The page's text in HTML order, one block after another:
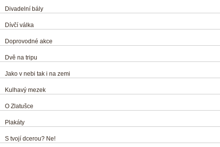
Divadelní bály
Dívčí válka
Doprovodné akce
Dvě na tripu
Jako v nebi tak i na zemi
Kulhavý mezek
O Zlatušce
Plakáty
S tvojí dcerou? Ne!